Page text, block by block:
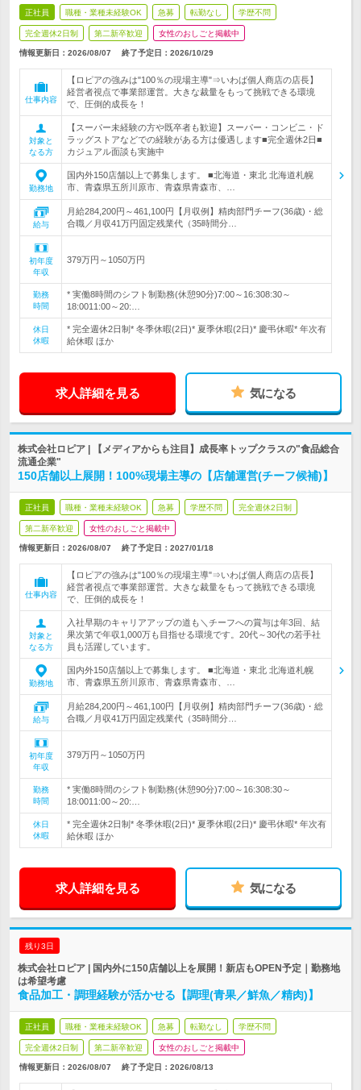
正社員 職種・業種未経験OK 急募 転勤なし 学歴不問
完全週休2日制 第二新卒歓迎 女性のおしごと掲載中
情報更新日：2026/08/07 終了予定日： 2026/10/29
仕事内容
【ロピアの強みは"100％の現場主導"⇒いわば個人商店の店長】
経営者視点で事業部運営。大きな裁量をもって挑戦できる環境
で、圧倒的成長を！
対象と
なる方
【スーパー未経験の方や既卒者も歓迎】スーパー・コンビニ・ド
ラッグストアなどでの経験がある方は優遇します■完全週休2日■
カジュアル面談も実施中
勤務地
国内外150店舗以上で募集します。 ■北海道・東北 北海道札幌
市、青森県五所川原市、青森県青森市、…
給与
月給284,200円～461,100円【月収例】精肉部門チーフ(36歳)・総
合職／月収41万円固定残業代（35時間分…
初年度
年収
379万円～1050万円
勤務
時間
* 実働8時間のシフト制勤務(休憩90分)7:00～16:308:30～
18:0011:00～20:…
休日
休暇
* 完全週休2日制* 冬季休暇(2日)* 夏季休暇(2日)* 慶弔休暇* 年次有
給休暇 ほか
求人詳細を見る 気になる
株式会社ロピア | 【メディアからも注目】成長率トップクラスの"食品総合
流通企業"
150店舗以上展開！100%現場主導の【店舗運営(チーフ候補)】
正社員 職種・業種未経験OK 急募 学歴不問 完全週休2日制
第二新卒歓迎 女性のおしごと掲載中
情報更新日：2026/08/07 終了予定日： 2027/01/18
仕事内容
【ロピアの強みは"100％の現場主導"⇒いわば個人商店の店長】
経営者視点で事業部運営。大きな裁量をもって挑戦できる環境
で、圧倒的成長を！
対象と
なる方
入社早期のキャリアアップの道も＼チーフへの賞与は年3回、結
果次第で年収1,000万も目指せる環境です。20代～30代の若手社
員も活躍しています。
勤務地
国内外150店舗以上で募集します。 ■北海道・東北 北海道札幌
市、青森県五所川原市、青森県青森市、…
給与
月給284,200円～461,100円【月収例】精肉部門チーフ(36歳)・総
合職／月収41万円固定残業代（35時間分…
初年度
年収
379万円～1050万円
勤務
時間
* 実働8時間のシフト制勤務(休憩90分)7:00～16:308:30～
18:0011:00～20:…
休日
休暇
* 完全週休2日制* 冬季休暇(2日)* 夏季休暇(2日)* 慶弔休暇* 年次有
給休暇 ほか
求人詳細を見る 気になる
残り3日
株式会社ロピア | 国内外に150店舗以上を展開！新店もOPEN予定｜勤務地
は希望考慮
食品加工・調理経験が活かせる【調理(青果／鮮魚／精肉)】
正社員 職種・業種未経験OK 急募 転勤なし 学歴不問
完全週休2日制 第二新卒歓迎 女性のおしごと掲載中
情報更新日：2026/08/07 終了予定日： 2026/08/13